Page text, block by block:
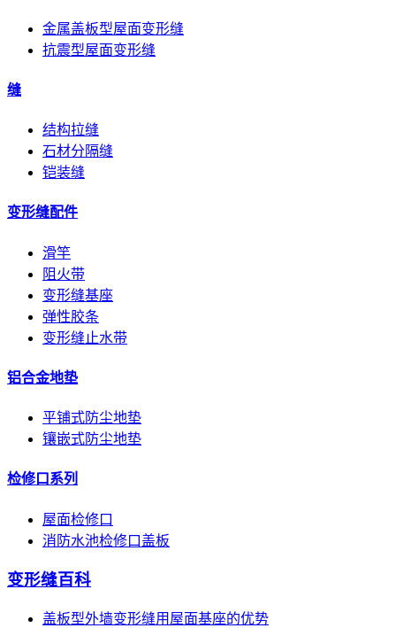
金属盖板型屋面变形缝
抗震型屋面变形缝
缝
结构拉缝
石材分隔缝
铠装缝
变形缝配件
滑竿
阻火带
变形缝基座
弹性胶条
变形缝止水带
铝合金地垫
平铺式防尘地垫
镶嵌式防尘地垫
检修口系列
屋面检修口
消防水池检修口盖板
变形缝百科
盖板型外墙变形缝用屋面基座的优势